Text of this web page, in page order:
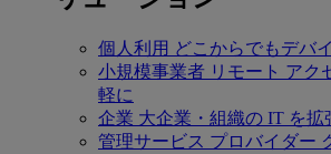
個人利用 どこからでもデバ
小規模事業者 リモート アク
軽に
企業 大企業・組織の IT を拡
管理サービス プロバイダー